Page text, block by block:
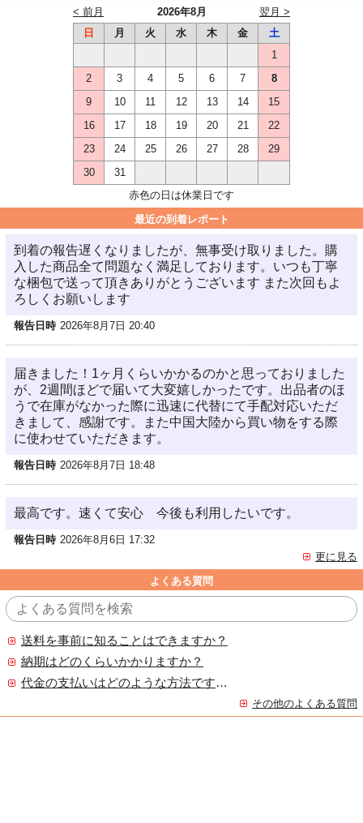
2026年8月
< 前月
翌月 >
日
月 火 水 木 金
土
1
2
3 4 5 6 7
8
9
10 11 12 13 14
15
16
17 18 19 20 21
22
23
24 25 26 27 28
29
30
31
赤色の日は休業日です
最近の到着レポート
到着の報告遅くなりましたが、無事受け取りました。購
入した商品全て問題なく満足しております。いつも丁寧
な梱包で送って頂きありがとうございます また次回もよ
ろしくお願いします
報告日時 2026年8月7日 20:40
届きました！1ヶ月くらいかかるのかと思っておりました
が、2週間ほどで届いて大変嬉しかったです。出品者のほ
うで在庫がなかった際に迅速に代替にて手配対応いただ
きまして、感謝です。また中国大陸から買い物をする際
に使わせていただきます。
報告日時 2026年8月7日 18:48
最高です。速くて安心 今後も利用したいです。
報告日時 2026年8月6日 17:32
更に見る
よくある質問
送料を事前に知ることはできますか？
納期はどのくらいかかりますか？
代金の支払いはどのような方法ですか？
その他のよくある質問